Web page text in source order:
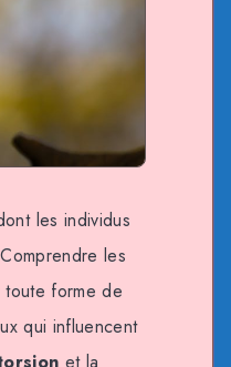
les individus
les
forme de
qui influencent